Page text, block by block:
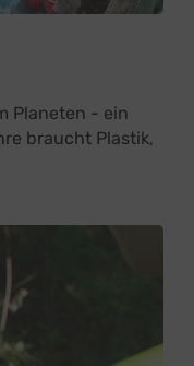
Planeten - ein
braucht Plastik,